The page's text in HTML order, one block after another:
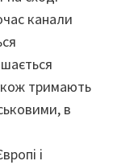
канали
тримають
в
і